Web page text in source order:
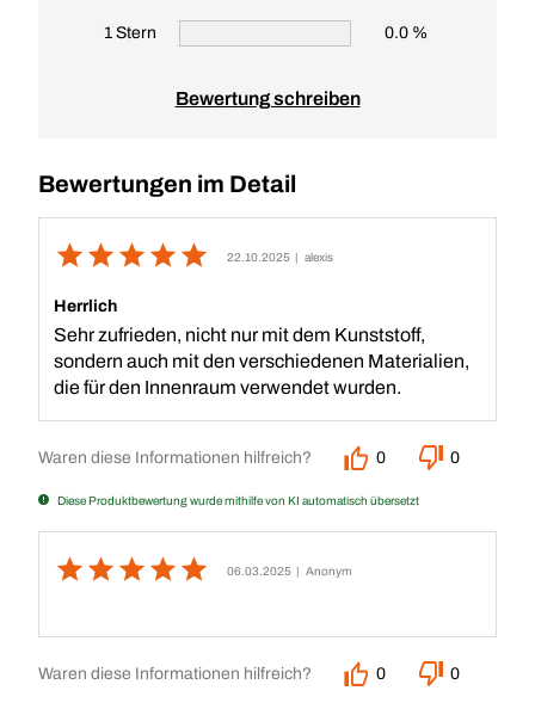
1 Stern 0.0 %
Bewertung schreiben
Bewertungen im Detail
22.10.2025 | alexis
Herrlich
Sehr zufrieden, nicht nur mit dem Kunststoff,
sondern auch mit den verschiedenen Materialien,
die für den Innenraum verwendet wurden.
Waren diese Informationen hilfreich? 0 0
Diese Produktbewertung wurde mithilfe von KI automatisch übersetzt
06.03.2025 | Anonym
Waren diese Informationen hilfreich? 0 0